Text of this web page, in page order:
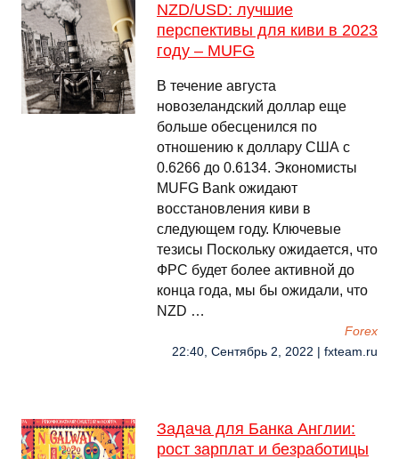
NZD/USD: лучшие
перспективы для киви в 2023
году – MUFG
В течение августа
новозеландский доллар еще
больше обесценился по
отношению к доллару США с
0.6266 до 0.6134. Экономисты
MUFG Bank ожидают
восстановления киви в
следующем году. Ключевые
тезисы Поскольку ожидается, что
ФРС будет более активной до
конца года, мы бы ожидали, что
NZD …
Forex
22:40, Сентябрь 2, 2022 | fxteam.ru
Задача для Банка Англии:
рост зарплат и безработицы